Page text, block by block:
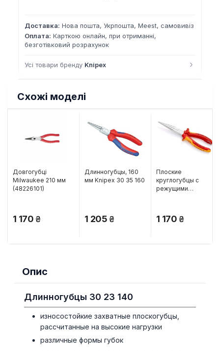
Доставка: Нова пошта, Укрпошта, Meest, самовивіз
Оплата: Карткою онлайн, при отриманні,
безготівковий розрахунок
Усі товари бренду Knipex ›
Схожі моделі
Довгогубці
Milwaukee 210 мм
(48226101)
1 170
Длинногубцы, 160
мм Knipex 30 35 160
1 205
Плоские
круглогубцы с
режущими
1 170
Опис
Длинногубцы 30 23 140
износостойкие захватные плоскогубцы,
рассчитанные на высокие нагрузки
различные формы губок